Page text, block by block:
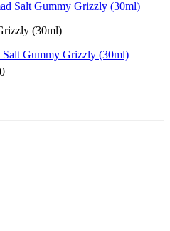
(30ml)
Salt Gummy Grizzly (30ml)
0